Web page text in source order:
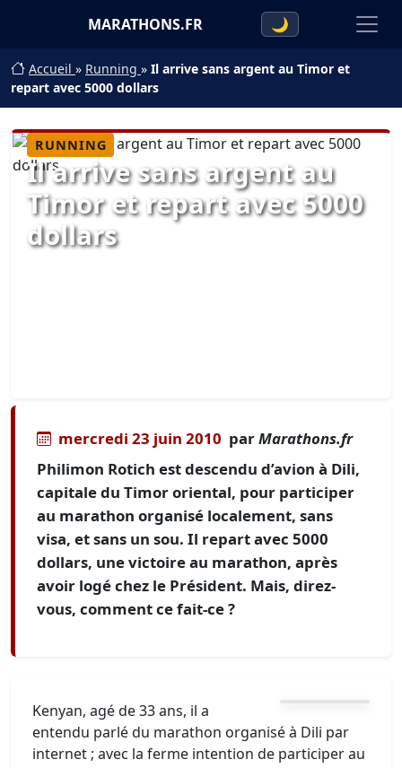
MARATHONS.FR 🌙
Accueil » Running » Il arrive sans argent au Timor et
repart avec 5000 dollars
RUNNING
Il arrive sans argent au
Timor et repart avec 5000
dollars
mercredi 23 juin 2010 parMarathons.fr
Philimon Rotich est descendu d’avion à Dili,
capitale du Timor oriental, pour participer
au marathon organisé localement, sans
visa, et sans un sou. Il repart avec 5000
dollars, une victoire au marathon, après
avoir logé chez le Président. Mais, direz-
vous, comment ce fait-ce ?
Kenyan, agé de 33 ans, il a
entendu parlé du marathon organisé à Dili par
internet ; avec la ferme intention de participer au